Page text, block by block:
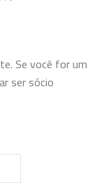
Se você for um
ser sócio